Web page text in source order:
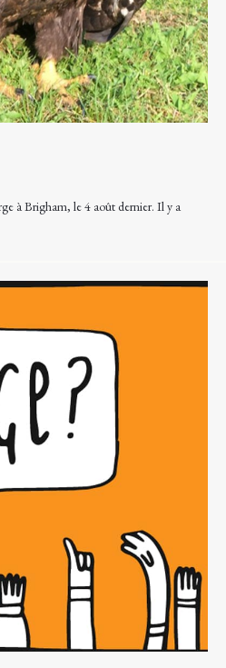
à Brigham, le 4 août dernier. Il y a